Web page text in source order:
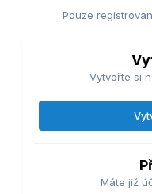
Pouze
Vytvořte si
Máte již